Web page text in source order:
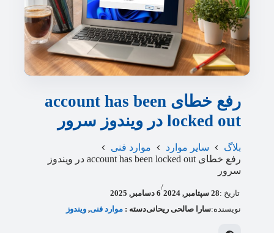
رفع خطای account has been
locked out در ویندوز سرور
بلاگ سایر موارد
موارد فنی
رفع خطای account has been locked out در ویندوز
سرور
تاریخ :28 سپتامبر, 2024
/
6 دسامبر, 2025
نویسنده:سارا صالحی ریحانیدسته : موارد فنی, ویندوز